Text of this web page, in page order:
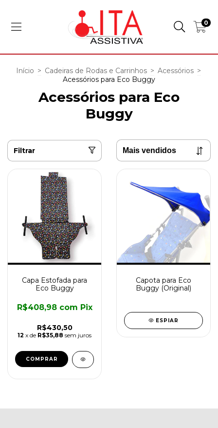
0
Início > Cadeiras de Rodas e Carrinhos > Acessórios >
Acessórios para Eco Buggy
Acessórios para Eco
Buggy
Filtrar
Capa Estofada para
Eco Buggy
R$430,50
R$408,98 com Pix
12 x de R$35,88 sem juros
Capota para Eco
Buggy (Original)
ESPIAR